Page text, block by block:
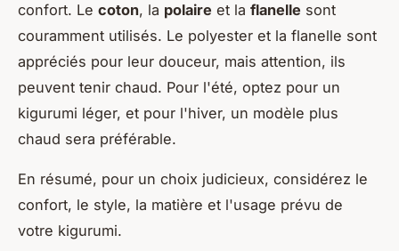
confort. Le coton, la polaire et la flanelle sont
couramment utilisés. Le polyester et la flanelle sont
appréciés pour leur douceur, mais attention, ils
peuvent tenir chaud. Pour l'été, optez pour un
kigurumi léger, et pour l'hiver, un modèle plus
chaud sera préférable.
En résumé, pour un choix judicieux, considérez le
confort, le style, la matière et l'usage prévu de
votre kigurumi.